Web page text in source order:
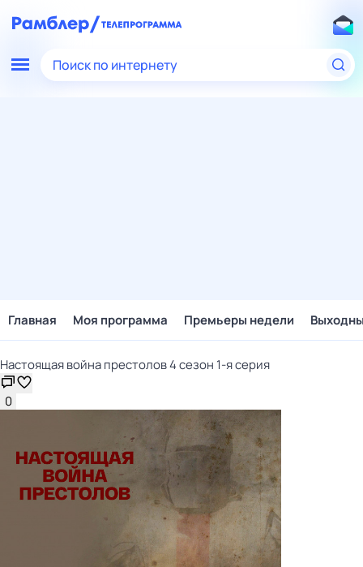
Поиск по интернету
Главная Моя программа Премьеры недели
Настоящая война престолов 4 сезон 1-я серия
0